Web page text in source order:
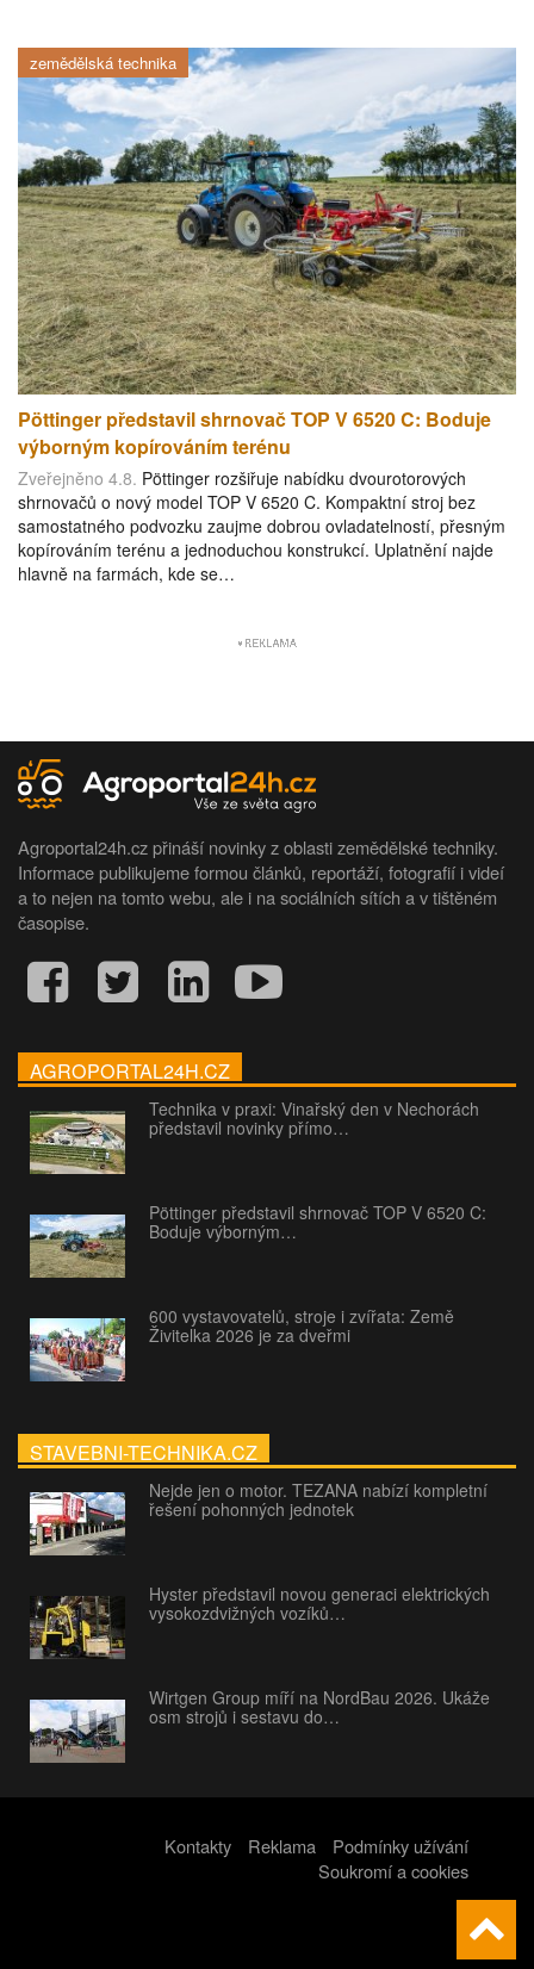
zemědělská technika
Pöttinger představil shrnovač TOP V 6520 C: Boduje
výborným kopírováním terénu
Zveřejněno 4.8. Pöttinger rozšiřuje nabídku dvourotorových
shrnovačů o nový model TOP V 6520 C. Kompaktní stroj bez
samostatného podvozku zaujme dobrou ovladatelností, přesným
kopírováním terénu a jednoduchou konstrukcí. Uplatnění najde
hlavně na farmách, kde se…
Agroportal24h.cz přináší novinky z oblasti zemědělské techniky.
Informace publikujeme formou článků, reportáží, fotografií i videí
a to nejen na tomto webu, ale i na sociálních sítích a v tištěném
časopise.
AGROPORTAL24H.CZ
Technika v praxi: Vinařský den v Nechorách
představil novinky přímo…
Pöttinger představil shrnovač TOP V 6520 C:
Boduje výborným…
600 vystavovatelů, stroje i zvířata: Země
Živitelka 2026 je za dveřmi
STAVEBNI-TECHNIKA.CZ
Nejde jen o motor. TEZANA nabízí kompletní
řešení pohonných jednotek
Hyster představil novou generaci elektrických
vysokozdvižných vozíků…
Wirtgen Group míří na NordBau 2026. Ukáže
osm strojů i sestavu do…
Kontakty Reklama
Podmínky užívání
Soukromí a cookies